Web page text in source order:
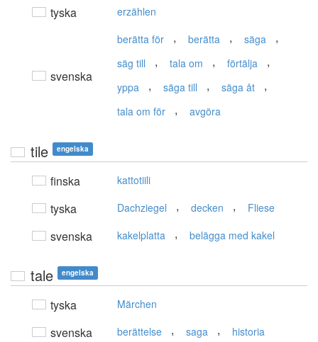
tyska erzählen
svenska
berätta för , berätta , säga ,
säg till , tala om , förtälja ,
yppa , säga till , säga åt ,
tala om för , avgöra
tile engelska
finska kattotiili
tyska Dachziegel , decken , Fliese
svenska kakelplatta , belägga med kakel
tale engelska
tyska Märchen
svenska berättelse , saga , historia